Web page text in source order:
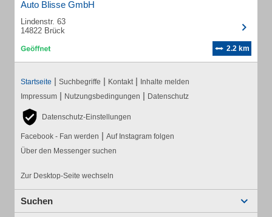
Auto Blisse GmbH
Lindenstr. 63
14822 Brück
2.2 km
Startseite | Suchbegriffe | Kontakt | Inhalte melden
Impressum | Nutzungsbedingungen | Datenschutz
Datenschutz-Einstellungen
Facebook - Fan werden | Auf Instagram folgen
Über den Messenger suchen
Zur Desktop-Seite wechseln
Suchen